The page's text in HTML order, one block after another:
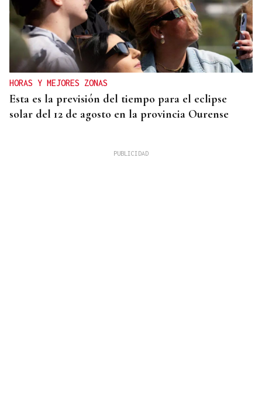
HORAS Y MEJORES ZONAS
Esta es la previsión del tiempo para el eclipse
solar del 12 de agosto en la provincia Ourense